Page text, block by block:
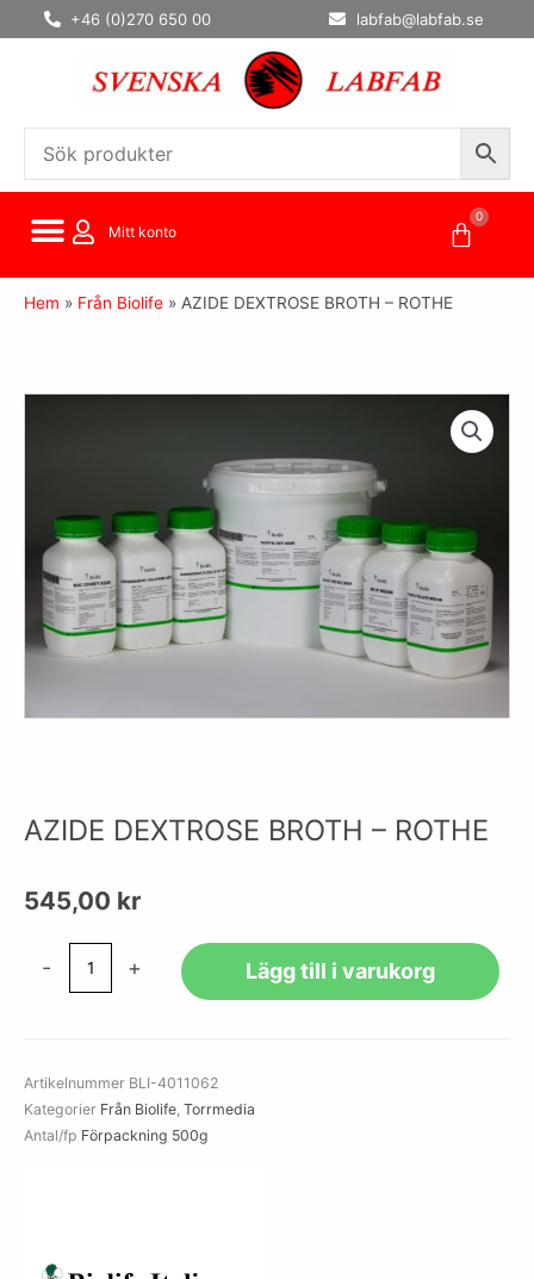
Hoppa
till
+46 (0)270 650 00 labfab@labfab.se
Mitt konto
0
Hem » Från Biolife » AZIDE DEXTROSE BROTH – ROTHE
AZIDE DEXTROSE BROTH – ROTHE
545,00 kr
-
mängd
+ Lägg till i varukorg
Artikelnummer BLI-4011062
Kategorier Från Biolife Torrmedia
Antal/fp Förpackning 500g